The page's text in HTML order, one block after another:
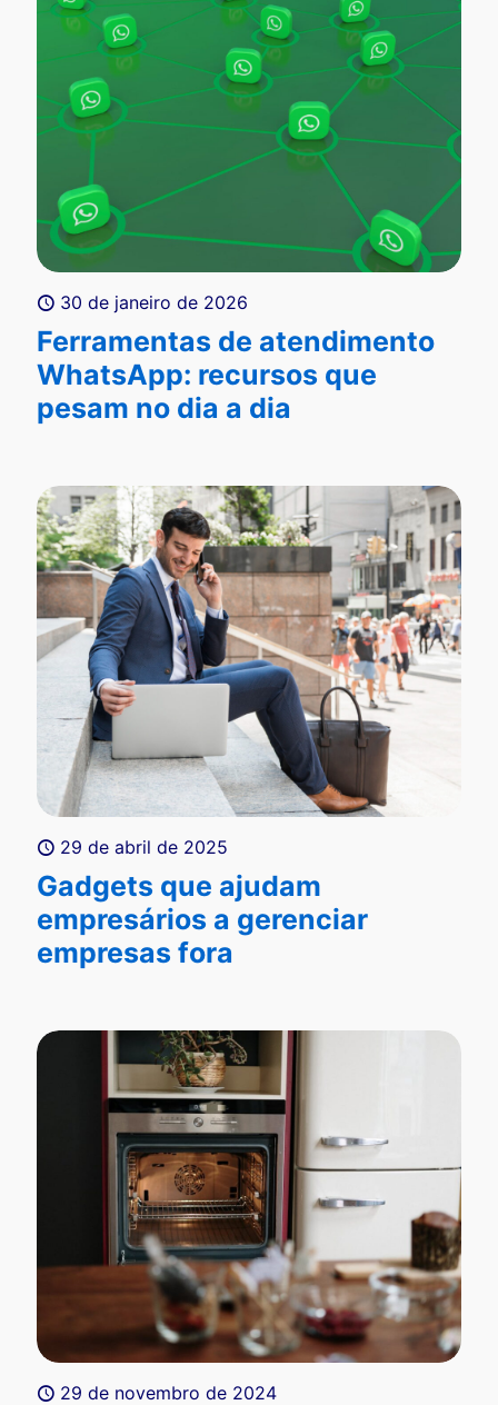
30 de janeiro de 2026
Ferramentas de atendimento
WhatsApp: recursos que
pesam no dia a dia
29 de abril de 2025
Gadgets que ajudam
empresários a gerenciar
empresas fora
29 de novembro de 2024